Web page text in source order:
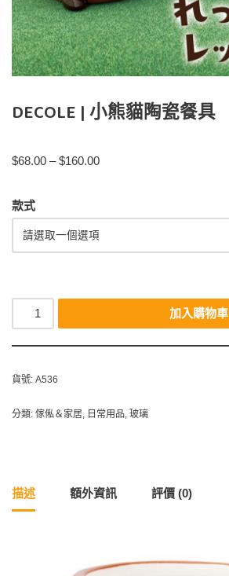
DECOLE | 小熊貓陶瓷餐具
$68.00 – $160.00
款式
加入購物車
貨號: A536
分類: 傢俬＆家居 日常用品 玻璃
描述 額外資訊 評價 (0)